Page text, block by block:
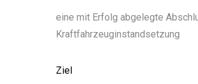
eine mit Erfolg abgelegte
Kraftfahrzeuginstandsetzung
Ziel